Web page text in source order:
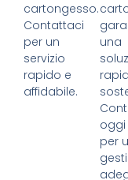
cartongesso.
Contattaci
per un
servizio
rapido e
affidabile.
una
oggi
per